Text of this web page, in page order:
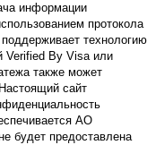
информации
протокола
технологию
Verified By Visa или
также может
сайт
АО
будет предоставлена